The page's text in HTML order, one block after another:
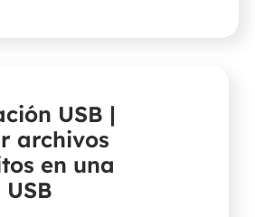
USB |
archivos
en una